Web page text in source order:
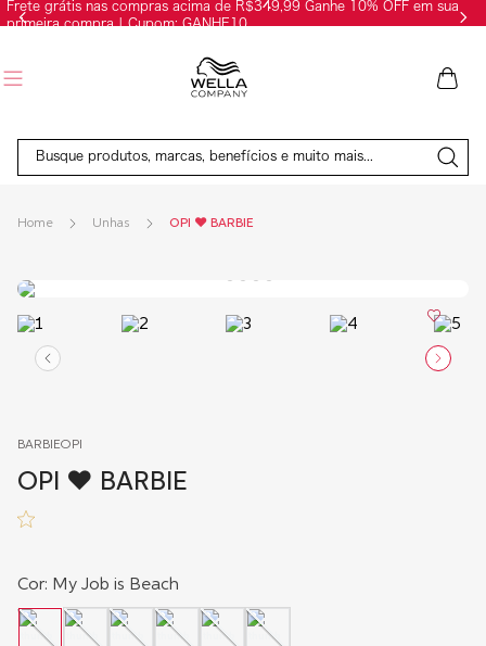
Frete grátis nas compras acima de R$349,99 Ganhe 10% OFF em sua
primeira compra | Cupom: GANHE10
Busque produtos, marcas, benefícios e muito mais...
Unhas OPI ♥ BARBIE
BARBIEOPI
OPI ♥ BARBIE
Cor: My Job is Beach